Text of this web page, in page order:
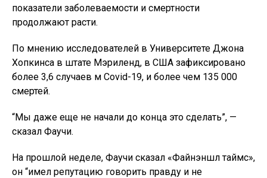
показатели заболеваемости и смертности
продолжают расти.
По мнению исследователей в Университете Джона
Хопкинса в штате Мэриленд, в США зафиксировано
более 3,6 случаев м Covid-19, и более чем 135 000
смертей.
“Мы даже еще не начали до конца это сделать”, —
сказал Фаучи.
На прошлой неделе, Фаучи сказал «Файнэншл таймс»,
он “имел репутацию говорить правду и не